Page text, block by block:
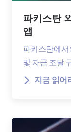
파키스탄
앱
파키스탄에서
및 자금 조달
지금 읽어